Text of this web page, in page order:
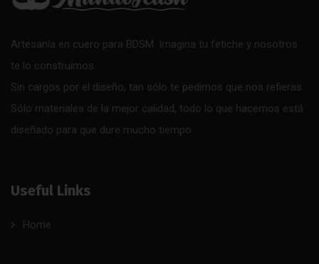
Artesanía en cuero para BDSM. Imagina tu fetiche y nosotros
te lo construímos.
Sin cargos por el diseño, tan sólo te pedimos que nos refieras.
Sólo materiales de la mejor calidad, todo lo que hacemos está
diseñado para que dure mucho tiempo.
Useful Links
Home